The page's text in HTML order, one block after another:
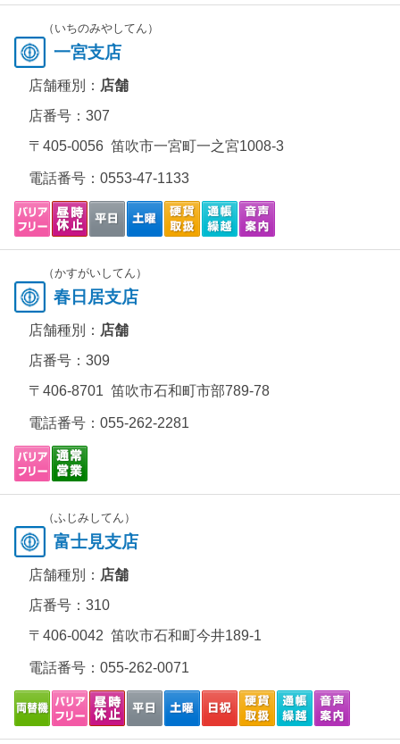
（いちのみやしてん）
一宮支店
店舗種別： 店舗
店番号：307
〒405-0056 笛吹市一宮町一之宮1008-3
電話番号： 0553-47-1133
（かすがいしてん）
春日居支店
店舗種別： 店舗
店番号：309
〒406-8701 笛吹市石和町市部789-78
電話番号： 055-262-2281
（ふじみしてん）
富士見支店
店舗種別： 店舗
店番号：310
〒406-0042 笛吹市石和町今井189-1
電話番号： 055-262-0071